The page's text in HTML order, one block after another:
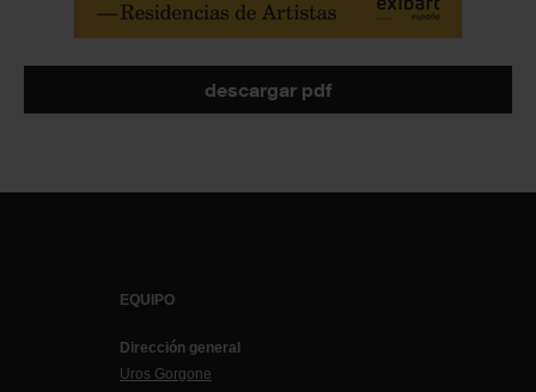
descargar pdf
EQUIPO
Dirección general
Uros Gorgone